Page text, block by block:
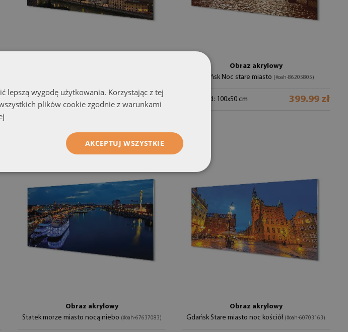
rozmiar od: 100x50 cm 399.99 zł
Obraz akrylowy
Gdańsk Noc stare miasto (#oah-86205805)
rozmiar od: 100x50 cm 399.99 zł
Obraz akrylowy
Statek morze miasto nocą niebo (#oah-67637083)
Obraz akrylowy
Gdańsk Stare miasto noc kościół (#oah-60703163)
lepszą wygodę użytkowania. Korzystając z tej
plików cookie zgodnie z warunkami
AKCEPTUJ WSZYSTKIE